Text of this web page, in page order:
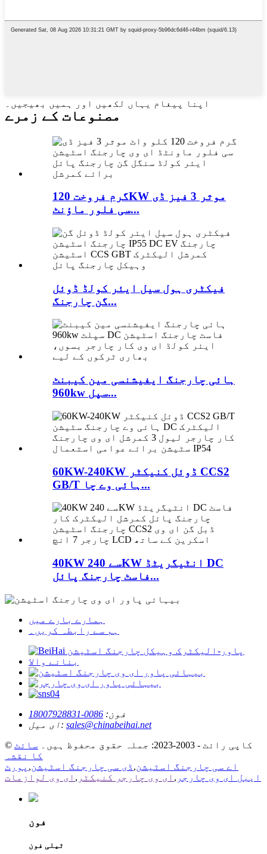
اپنا پیغام یہاں لکھیں اور ہمیں بھیجیں۔
مصنوعات کے زمرے
گرم فروخت 120KW موثر 3 فیز ڈی
سی فلور ماؤنٹ...
فیکٹری ہول سیل ایئر کولڈ ڈوئل
گن چارجنگ...
ہائی چارجنگ ایفیشنسی مین کیبنٹ
960kw سپل...
60KW-240KW ڈوئل کنیکٹر CCS2
GB/T ہائی وے چا...
40KW سے 240KW انٹیگریٹڈ DC
فاسٹ چارجنگ پائل...
ہمارے بارے میں
ہم سے رابطہ کریں۔
فون: 0086-18007928831
ای میل: sales@chinabeihai.net
© کاپی رائٹ - 2003-2023: جملہ حقوق محفوظ ہیں۔
سائٹ
کا نقشہ
اے سی چارجنگ اسٹیشن, ڈی سی چارجنگ اسٹیشن, پورٹ
ایبل ای وی چارجر , ای وی چارجر کنیکٹر , ای وی لوازمات
فون
ٹیلی فون